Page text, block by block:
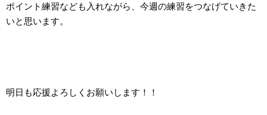
ポイント練習なども入れながら、今週の練習をつなげていきた
いと思います。
明日も応援よろしくお願いします！！